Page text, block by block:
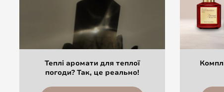
Теплі аромати для теплої
погоди? Так, це реально!